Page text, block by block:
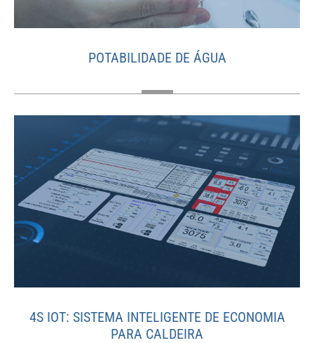
POTABILIDADE DE ÁGUA
4S IOT: SISTEMA INTELIGENTE DE ECONOMIA
PARA CALDEIRA